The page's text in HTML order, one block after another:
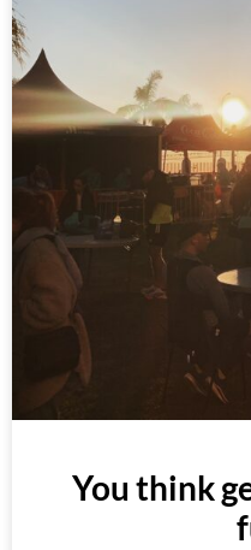
You think